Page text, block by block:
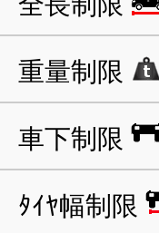
重量制限
車下制限
ﾀｲﾔ幅制限